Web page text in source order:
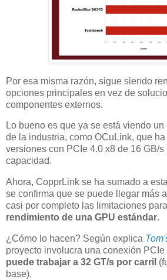
Por esa misma razón, sigue siendo
opciones principales en vez de
componentes externos.
Lo bueno es que ya se está viendo
de la industria, como OCuLink, que
versiones con PCIe 4.0 x8 de 16 GB/
capacidad.
Ahora, CopprLink se ha sumado a
se confirma que se puede llegar más
casi por completo las limitaciones para
rendimiento de una GPU estándar.
¿Cómo lo hacen? Según explica
proyecto involucra una conexión
puede trabajar a 32 GT/s por carril
base).